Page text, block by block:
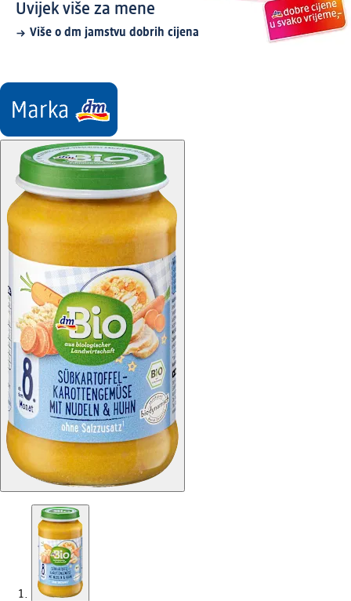
Uvijek više za mene
Više o dm jamstvu dobrih cijena